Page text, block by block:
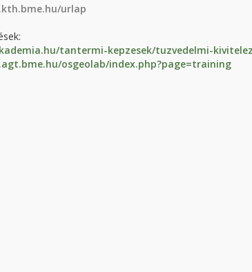
urlap
tantermi-kepzesek/tuzvedelmi-
osgeolab/index.php?page=training